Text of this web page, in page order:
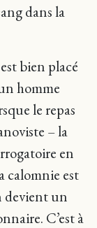
dans la
bien placé
homme
le repas
– la
en
calomnie est
devient un
C’est à